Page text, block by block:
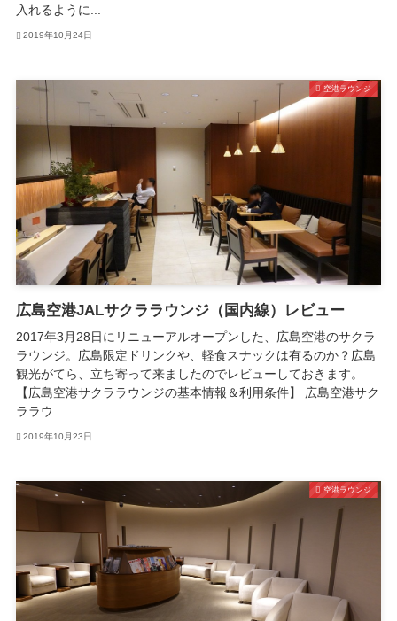
入れるように...
2019年10月24日
空港ラウンジ
広島空港JALサクララウンジ（国内線）レビュー
2017年3月28日にリニューアルオープンした、広島空港のサクラ
ラウンジ。広島限定ドリンクや、軽食スナックは有るのか？広島
観光がてら、立ち寄って来ましたのでレビューしておきます。
【広島空港サクララウンジの基本情報＆利用条件】 広島空港サク
ララウ...
2019年10月23日
空港ラウンジ